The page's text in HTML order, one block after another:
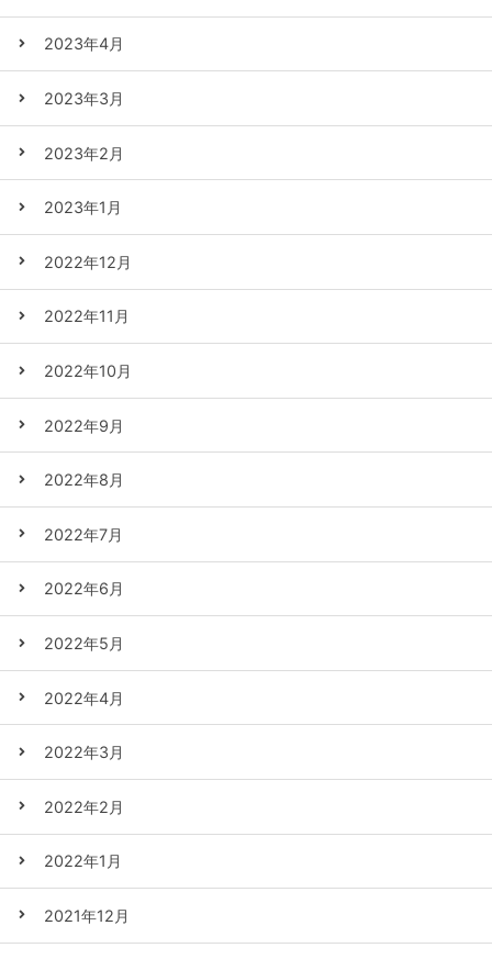
2023年4月
2023年3月
2023年2月
2023年1月
2022年12月
2022年11月
2022年10月
2022年9月
2022年8月
2022年7月
2022年6月
2022年5月
2022年4月
2022年3月
2022年2月
2022年1月
2021年12月